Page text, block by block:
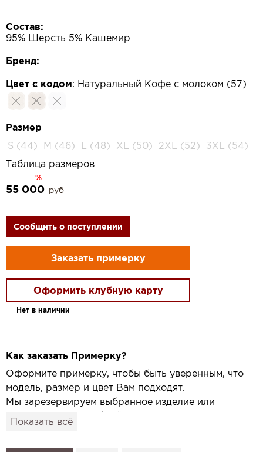
Состав:
95% Шерсть 5% Кашемир
Бренд:
Цвет с кодом: Натуральный Кофе с молоком (57)
Размер
S (44)
M (46) L (48) XL (50) 2XL (52)
3XL (54)
Таблица размеров
%
55 000 руб
Сообщить о поступлении
Заказать примерку
Оформить клубную карту
Нет в наличии
Как заказать Примерку?
Оформите примерку, чтобы быть уверенным, что
модель, размер и цвет Вам подходят.
Мы зарезервируем выбранное изделие или
привезём его в удобный для вас салон и
Показать всё